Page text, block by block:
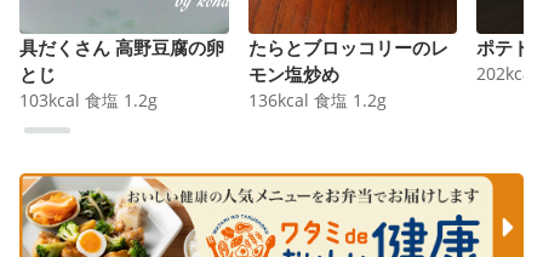
具だくさん 高野豆腐の卵
とじ
103kcal 食塩 1.2g
たらとブロッコリーのレ
モン塩炒め
136kcal 食塩 1.2g
ポテト
202kcal